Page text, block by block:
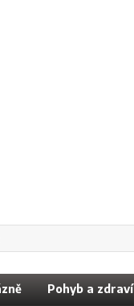
Pohyb a zdraví